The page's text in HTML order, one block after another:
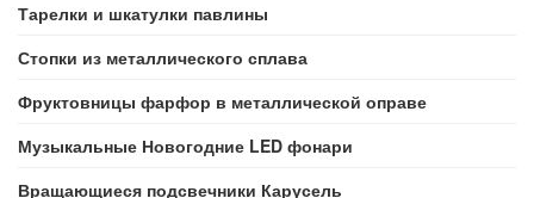
Тарелки и шкатулки павлины
Стопки из металлического сплава
Фруктовницы фарфор в металлической оправе
Музыкальные Новогодние LED фонари
Вращающиеся подсвечники Карусель